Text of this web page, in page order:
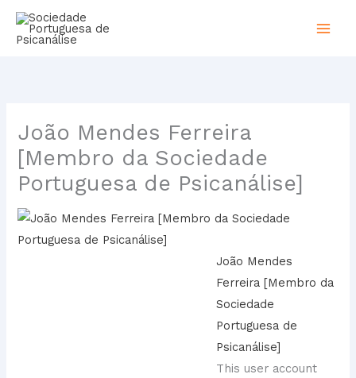
Skip
João Mendes Ferreira
[Membro da Sociedade
Portuguesa de Psicanálise]
João Mendes
Ferreira [Membro da
Sociedade
Portuguesa de
Psicanálise]
This user account